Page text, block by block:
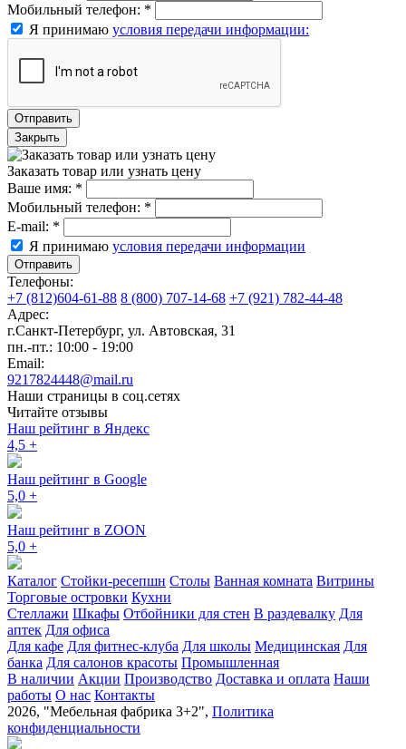
Мобильный телефон: *
Я принимаю условия передачи информации:
Отправить
Закрыть
Заказать товар или узнать цену
Ваше имя: *
Мобильный телефон: *
E-mail: *
Я принимаю условия передачи информации
Отправить
Телефоны:
+7 (812)604-61-88 8 (800) 707-14-68 +7 (921) 782-44-48
Адрес:
г.Санкт-Петербург, ул. Автовская, 31
пн.-пт.: 10:00 - 19:00
Email:
9217824448@mail.ru
Наши страницы в соц.сетях
Читайте отзывы
Наш рейтинг в Яндекс
4,5 +
Наш рейтинг в Google
5,0 +
Наш рейтинг в ZOON
5,0 +
Каталог Стойки-ресепшн Столы Ванная комната Витрины
Торговые островки Кухни
Стеллажи Шкафы Отбойники для стен В раздевалку Для
аптек Для офиса
Для кафе Для фитнес-клуба Для школы Медицинская Для
банка Для салонов красоты Промышленная
В наличии Акции Производство Доставка и оплата Наши
работы О нас Контакты
2026, "Мебельная фабрика 3+2", Политика
конфиденциальности